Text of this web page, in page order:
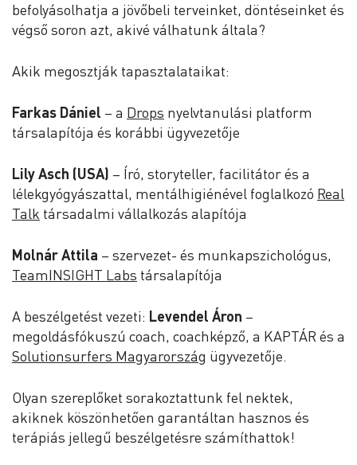
befolyásolhatja a jövőbeli terveinket, döntéseinket és
végső soron azt, akivé válhatunk általa?
Akik megosztják tapasztalataikat:
Farkas Dániel – a ⁠ Drops ⁠ nyelvtanulási platform
társalapítója és korábbi ügyvezetője
Lily Asch (USA) – Író, storyteller, facilitátor és a
lélekgyógyászattal, mentálhigiénével foglalkozó ⁠ Real
Talk ⁠ társadalmi vállalkozás alapítója
Molnár Attila – szervezet- és munkapszichológus,
TeamINSIGHT Labs⁠ társalapítója
A beszélgetést vezeti: Levendel Áron –
megoldásfókuszú coach, coachképző, a ⁠KAPTÁR⁠ és a
Solutionsurfers Magyarország⁠ ügyvezetője.
Olyan szereplőket sorakoztattunk fel nektek,
akiknek köszönhetően garantáltan hasznos és
terápiás jellegű beszélgetésre számíthattok!